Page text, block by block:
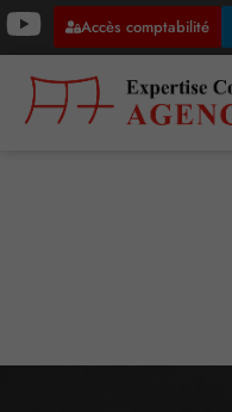
Accès comptabilité